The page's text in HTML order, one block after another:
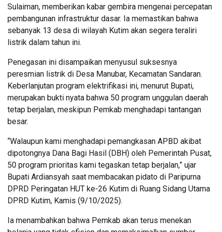
Sulaiman, memberikan kabar gembira mengenai percepatan
pembangunan infrastruktur dasar. Ia memastikan bahwa
sebanyak 13 desa di wilayah Kutim akan segera teraliri
listrik dalam tahun ini.
Penegasan ini disampaikan menyusul suksesnya
peresmian listrik di Desa Manubar, Kecamatan Sandaran.
Keberlanjutan program elektrifikasi ini, menurut Bupati,
merupakan bukti nyata bahwa 50 program unggulan daerah
tetap berjalan, meskipun Pemkab menghadapi tantangan
besar.
“Walaupun kami menghadapi pemangkasan APBD akibat
dipotongnya Dana Bagi Hasil (DBH) oleh Pemerintah Pusat,
50 program prioritas kami tegaskan tetap berjalan,” ujar
Bupati Ardiansyah saat membacakan pidato di Paripurna
DPRD Peringatan HUT ke-26 Kutim di Ruang Sidang Utama
DPRD Kutim, Kamis (9/10/2025).
Ia menambahkan bahwa Pemkab akan terus menekan